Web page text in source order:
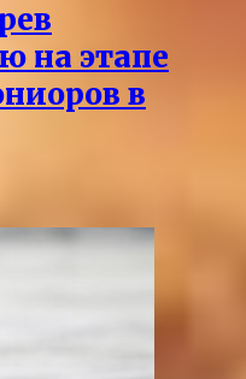
на этапе
в